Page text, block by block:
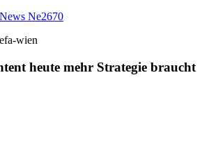
Ne2670
heute mehr Strategie braucht